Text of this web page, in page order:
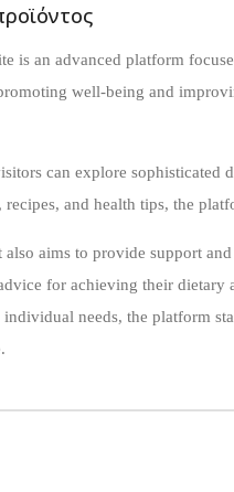
is an advanced platform
well-being and
can explore
recipes, and health tips, the
aims to provide support
for achieving their
needs, the platform